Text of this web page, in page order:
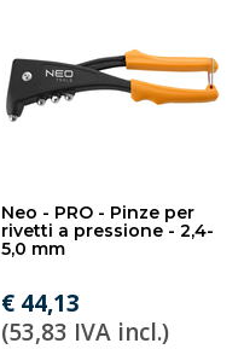
Neo - PRO - Pinze per
rivetti a pressione - 2,4-
5,0 mm
€ 44,13
(53,83 IVA incl.)